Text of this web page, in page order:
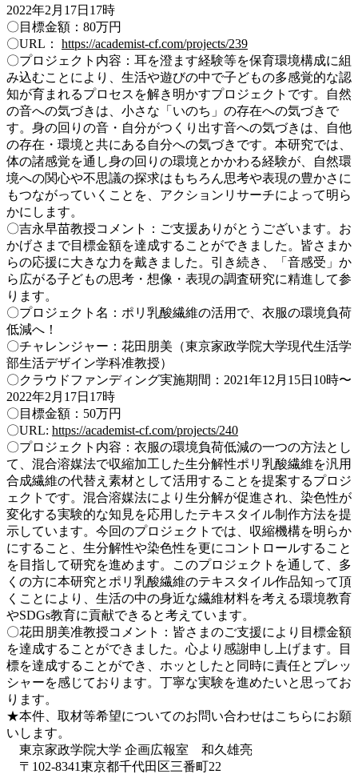
2022年2月17日17時
〇目標金額：80万円
〇URL： https://academist-cf.com/projects/239
〇プロジェクト内容：耳を澄ます経験等を保育環境構成に組
み込むことにより、生活や遊びの中で子どもの多感覚的な認
知が育まれるプロセスを解き明かすプロジェクトです。自然
の音への気づきは、小さな「いのち」の存在への気づきで
す。身の回りの音・自分がつくり出す音への気づきは、自他
の存在・環境と共にある自分への気づきです。本研究では、
体の諸感覚を通し身の回りの環境とかかわる経験が、自然環
境への関心や不思議の探求はもちろん思考や表現の豊かさに
もつながっていくことを、アクションリサーチによって明ら
かにします。
〇吉永早苗教授コメント：ご支援ありがとうございます。お
かげさまで目標金額を達成することができました。皆さまか
らの応援に大きな力を戴きました。引き続き、「音感受」か
ら広がる子どもの思考・想像・表現の調査研究に精進して参
ります。
〇プロジェクト名：ポリ乳酸繊維の活用で、衣服の環境負荷
低減へ！
〇チャレンジャー：花田朋美（東京家政学院大学現代生活学
部生活デザイン学科准教授）
〇クラウドファンディング実施期間：2021年12月15日10時〜
2022年2月17日17時
〇目標金額：50万円
〇URL: https://academist-cf.com/projects/240
〇プロジェクト内容：衣服の環境負荷低減の一つの方法とし
て、混合溶媒法で収縮加工した生分解性ポリ乳酸繊維を汎用
合成繊維の代替え素材として活用することを提案するプロジ
ェクトです。混合溶媒法により生分解が促進され、染色性が
変化する実験的な知見を応用したテキスタイル制作方法を提
示しています。今回のプロジェクトでは、収縮機構を明らか
にすること、生分解性や染色性を更にコントロールすること
を目指して研究を進めます。このプロジェクトを通して、多
くの方に本研究とポリ乳酸繊維のテキスタイル作品知って頂
くことにより、生活の中の身近な繊維材料を考える環境教育
やSDGs教育に貢献できると考えています。
〇花田朋美准教授コメント：皆さまのご支援により目標金額
を達成することができました。心より感謝申し上げます。目
標を達成することができ、ホッとしたと同時に責任とプレッ
シャーを感じております。丁寧な実験を進めたいと思ってお
ります。
★本件、取材等希望についてのお問い合わせはこちらにお願
いします。
東京家政学院大学 企画広報室 和久雄亮
〒102-8341東京都千代田区三番町22